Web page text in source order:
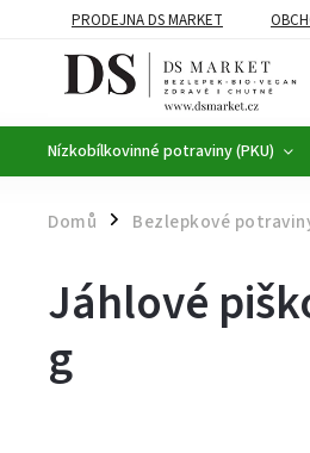
PRODEJNA DS MARKET
BEZLEPKOVÉ POTRAVINY
Nízkobílkovinné potraviny (PKU)
Domů / Bezlepkové
Jáhlové
g